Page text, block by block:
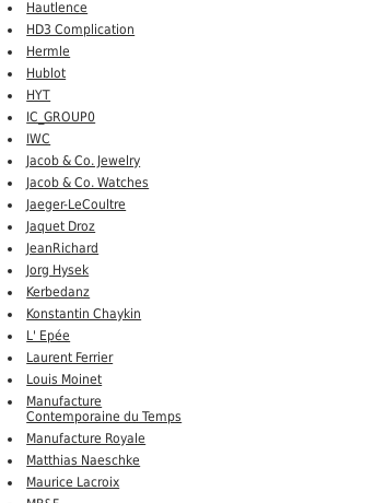
Hautlence
HD3 Complication
Hermle
Hublot
HYT
IC_GROUP0
IWC
Jacob & Co. Jewelry
Jacob & Co. Watches
Jaeger-LeCoultre
Jaquet Droz
JeanRichard
Jorg Hysek
Kerbedanz
Konstantin Chaykin
L' Epée
Laurent Ferrier
Louis Moinet
Manufacture
Contemporaine du Temps
Manufacture Royale
Matthias Naeschke
Maurice Lacroix